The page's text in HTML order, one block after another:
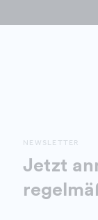
NEWSLETTER
Jetzt